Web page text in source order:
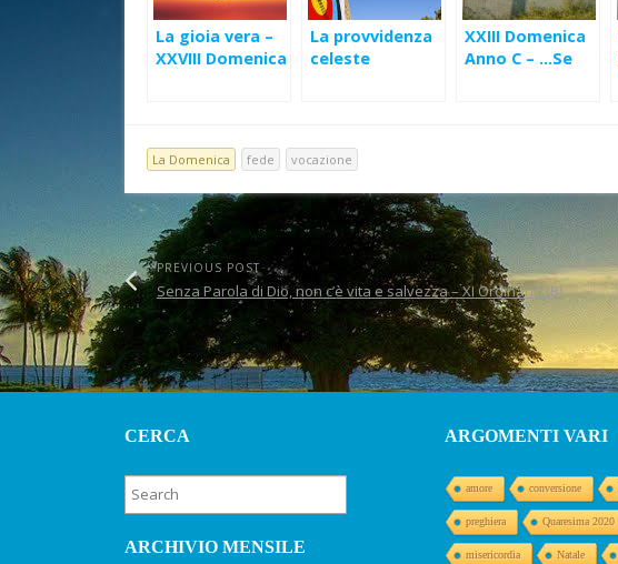
La gioia vera –
XXVIII Domenica
La provvidenza
celeste
XXIII Domenica
Anno C – …Se
La Domenica fede vocazione
PREVIOUS POST
Senza Parola di Dio, non c’è vita e salvezza – XI Ordinario (B)
CERCA
ARCHIVIO MENSILE
ARGOMENTI VARI
amore conversione
preghiera Quaresima 2020
misericordia Natale